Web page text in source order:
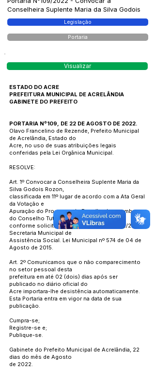
Conselheira Suplente Maria da Silva Godois
Legislação
Portaria
Visualizar
ESTADO DO ACRE
PREFEITURA MUNICIPAL DE ACRELÂNDIA
GABINETE DO PREFEITO
PORTARIA Nº109, DE 22 DE AGOSTO DE 2022.
Olavo Francelino de Rezende, Prefeito Municipal
de Acrelândia, Estado do
Acre, no uso de suas atribuições legais
conferidas pela Lei Orgânica Municipal.
RESOLVE:
Art. 1º Convocar a Conselheira Suplente Maria da
Silva Godois Rozon,
classificada em 11º lugar de acordo com a Ata Geral
da Votação e
Apuração do Processo de Escolha dos membros
do Conselho Tutelar,
conforme solicitado através do MEM.N°252/22
Secretaria Municipal de
Assistência Social. Lei Municipal nº 574 de 04 de
Agosto de 2015.
Art. 2º Comunicamos que o não comparecimento
no setor pessoal desta
prefeitura em até 02 (dois) dias após ser
publicado no diário oficial do
Acre importara-lhe desistência automaticamente.
Esta Portaria entra em vigor na data de sua
publicação.
Cumpra-se;
Registre-se e;
Publique-se.
Gabinete do Prefeito Municipal de Acrelândia, 22
dias do mês de Agosto
de 2022.